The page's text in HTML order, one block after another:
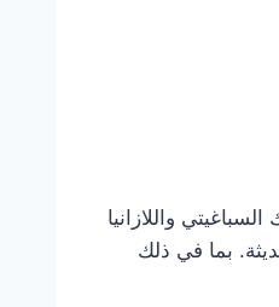
واللازانيا
بما في ذلك